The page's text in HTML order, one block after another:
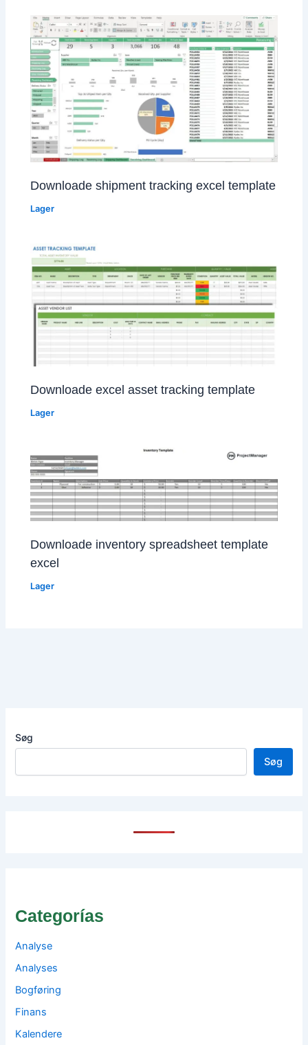
Downloade shipment tracking excel template
Lager
Downloade excel asset tracking template
Lager
Downloade inventory spreadsheet template
excel
Lager
Søg
Søg
Categorías
Analyse
Analyses
Bogføring
Finans
Kalendere